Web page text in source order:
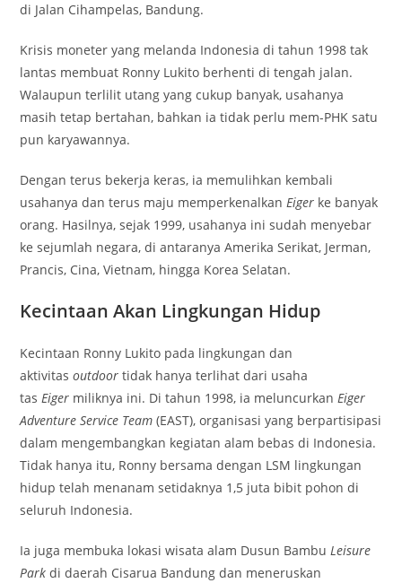
di Jalan Cihampelas, Bandung.
Krisis moneter yang melanda Indonesia di tahun 1998 tak
lantas membuat Ronny Lukito berhenti di tengah jalan.
Walaupun terlilit utang yang cukup banyak, usahanya
masih tetap bertahan, bahkan ia tidak perlu mem-PHK satu
pun karyawannya.
Dengan terus bekerja keras, ia memulihkan kembali
usahanya dan terus maju memperkenalkanEiger ke banyak
orang. Hasilnya, sejak 1999, usahanya ini sudah menyebar
ke sejumlah negara, di antaranya Amerika Serikat, Jerman,
Prancis, Cina, Vietnam, hingga Korea Selatan.
Kecintaan Akan Lingkungan Hidup
Kecintaan Ronny Lukito pada lingkungan dan
aktivitasoutdoor tidak hanya terlihat dari usaha
tasEiger miliknya ini. Di tahun 1998, ia meluncurkanEiger
Adventure Service Team (EAST), organisasi yang berpartisipasi
dalam mengembangkan kegiatan alam bebas di Indonesia.
Tidak hanya itu, Ronny bersama dengan LSM lingkungan
hidup telah menanam setidaknya 1,5 juta bibit pohon di
seluruh Indonesia.
Ia juga membuka lokasi wisata alam Dusun BambuLeisure
Park di daerah Cisarua Bandung dan meneruskan